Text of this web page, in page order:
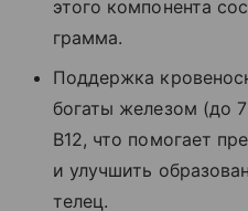
этого компонента
грамма.
Поддержка
богаты железом (до
В12, что помогает
и улучшить
телец.